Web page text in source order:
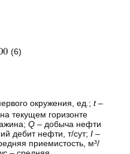
w =i
(6)
окружения, ед.;t–
текущем горизонте
Q – добыча нефти
дебит нефти, т/сут;I –
приемистость, м³/